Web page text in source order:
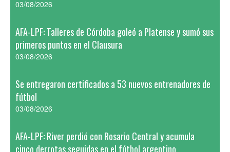
03/08/2026
AFA-LPF: Talleres de Córdoba goleó a Platense y sumó sus
primeros puntos en el Clausura
03/08/2026
Se entregaron certificados a 53 nuevos entrenadores de
fútbol
03/08/2026
AFA-LPF: River perdió con Rosario Central y acumula
cinco derrotas seguidas en el fútbol argentino